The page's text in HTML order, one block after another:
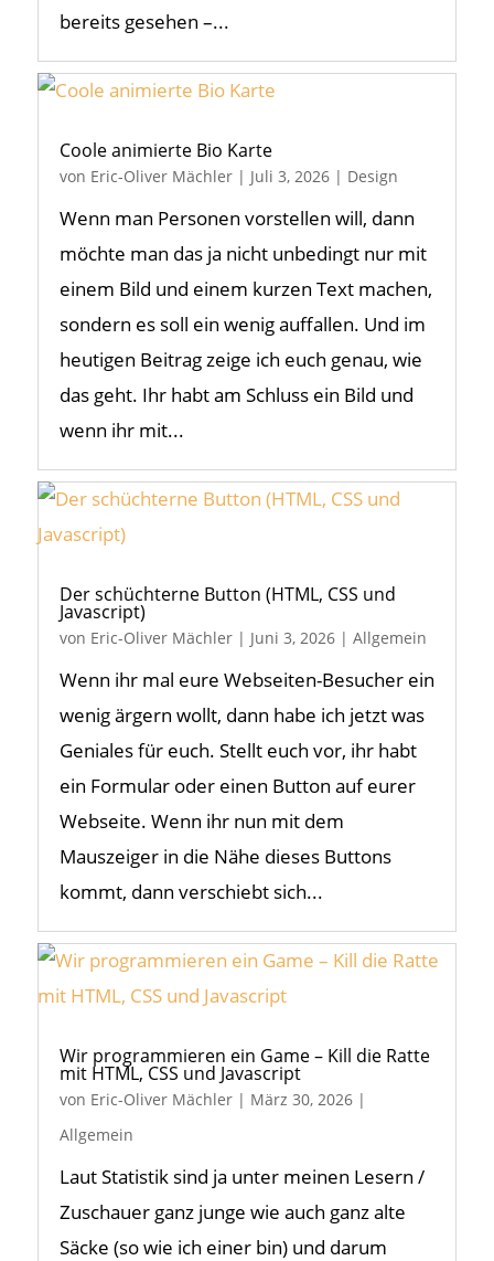
bereits gesehen –...
Coole animierte Bio Karte
von Eric-Oliver Mächler| Juli 3, 2026| Design
Wenn man Personen vorstellen will, dann
möchte man das ja nicht unbedingt nur mit
einem Bild und einem kurzen Text machen,
sondern es soll ein wenig auffallen. Und im
heutigen Beitrag zeige ich euch genau, wie
das geht. Ihr habt am Schluss ein Bild und
wenn ihr mit...
Der schüchterne Button (HTML, CSS und
Javascript)
von Eric-Oliver Mächler| Juni 3, 2026| Allgemein
Wenn ihr mal eure Webseiten-Besucher ein
wenig ärgern wollt, dann habe ich jetzt was
Geniales für euch. Stellt euch vor, ihr habt
ein Formular oder einen Button auf eurer
Webseite. Wenn ihr nun mit dem
Mauszeiger in die Nähe dieses Buttons
kommt, dann verschiebt sich...
Wir programmieren ein Game – Kill die Ratte
mit HTML, CSS und Javascript
von Eric-Oliver Mächler| März 30, 2026|
Allgemein
Laut Statistik sind ja unter meinen Lesern /
Zuschauer ganz junge wie auch ganz alte
Säcke (so wie ich einer bin) und darum